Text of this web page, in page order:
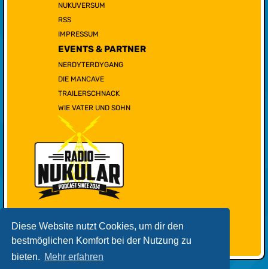
Diese Website nutzt Cookies, um dir den
bestmöglichen Komfort bei der Nutzung zu
bieten. Mehr erfahren
NUKUVERSUM
RSS
IMPRESSUM
EVENTS & PARTNER
NERDYTERDYGANG
DIE MANCAVE
TRAILERSCHNACK
WIE VATER UND SOHN